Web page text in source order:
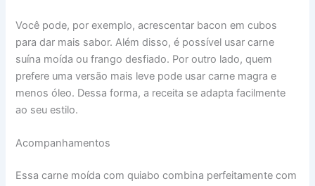
Você pode, por exemplo, acrescentar bacon em cubos
para dar mais sabor. Além disso, é possível usar carne
suína moída ou frango desfiado. Por outro lado, quem
prefere uma versão mais leve pode usar carne magra e
menos óleo. Dessa forma, a receita se adapta facilmente
ao seu estilo.
Acompanhamentos
Essa carne moída com quiabo combina perfeitamente com